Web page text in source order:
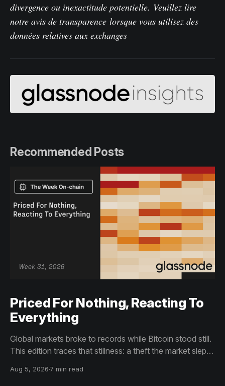
divergence ou inexactitude potentielle. Veuillez lire
notre avis de transparence lorsque vous utilisez des
données relatives aux exchanges
Recommended Posts
Priced For Nothing, Reacting To
Everything
Global markets broke to records while Bitcoin stood still.
This edition traces that stillness: a theft the market slept
than capitulation, and an options market priced for
Aug 5, 2026 7 min read